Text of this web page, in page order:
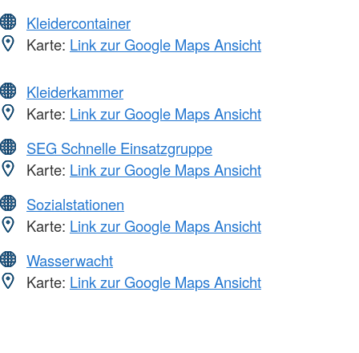
Kleidercontainer
Karte: Link zur Google Maps Ansicht
Kleiderkammer
Karte: Link zur Google Maps Ansicht
SEG Schnelle Einsatzgruppe
Karte: Link zur Google Maps Ansicht
Sozialstationen
Karte: Link zur Google Maps Ansicht
Wasserwacht
Karte: Link zur Google Maps Ansicht